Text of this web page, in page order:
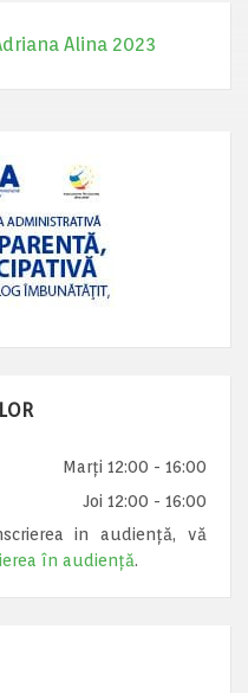
Alina 2023
Marți 12:00 - 16:00
Joi 12:00 - 16:00
in audiență, vă
în audiență.